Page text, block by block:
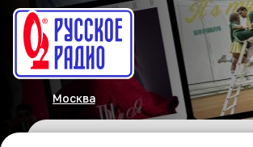
Москва